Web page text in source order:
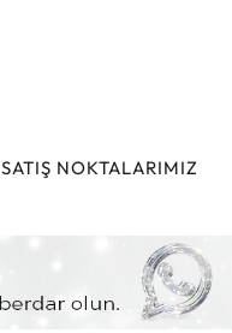
SATIŞ NOKTALARIMIZ